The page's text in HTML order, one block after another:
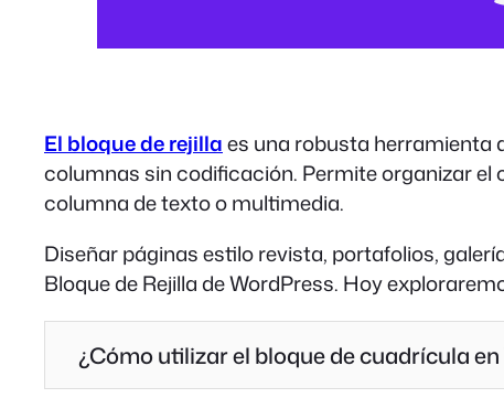
El bloque de rejillaes una robusta herramienta
columnas sin codificación. Permite organizar
columna de texto o multimedia.
Diseñar páginas estilo revista, portafolios,
Bloque de Rejilla de WordPress. Hoy
¿Cómo utilizar el bloque de cuadrícula